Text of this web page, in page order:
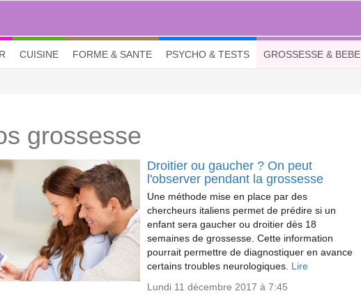
CUISINE FORME & SANTE PSYCHO & TESTS GROSSESSE & BEBE
grossesse
Droitier ou gaucher ? On peut
l'observer pendant la grossesse
Une méthode mise en place par des
chercheurs italiens permet de prédire si un
enfant sera gaucher ou droitier dès 18
semaines de grossesse. Cette information
pourrait permettre de diagnostiquer en avance
certains troubles neurologiques. Lire
Lundi 11 décembre 2017 à 7:45